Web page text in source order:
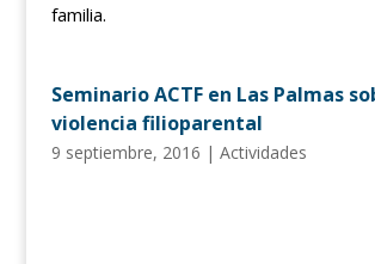
familia.
Seminario ACTF en Las Palmas
violencia filioparental
9 septiembre, 2016 | Actividades